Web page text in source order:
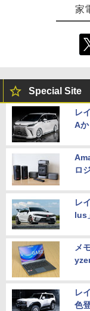
家
Special Site
レ
Aか
ロ
レ
lus
メ
レ
色